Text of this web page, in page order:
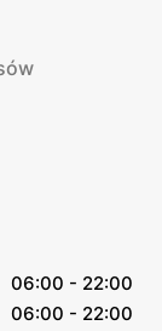
06:00 - 22:00
06:00 - 22:00